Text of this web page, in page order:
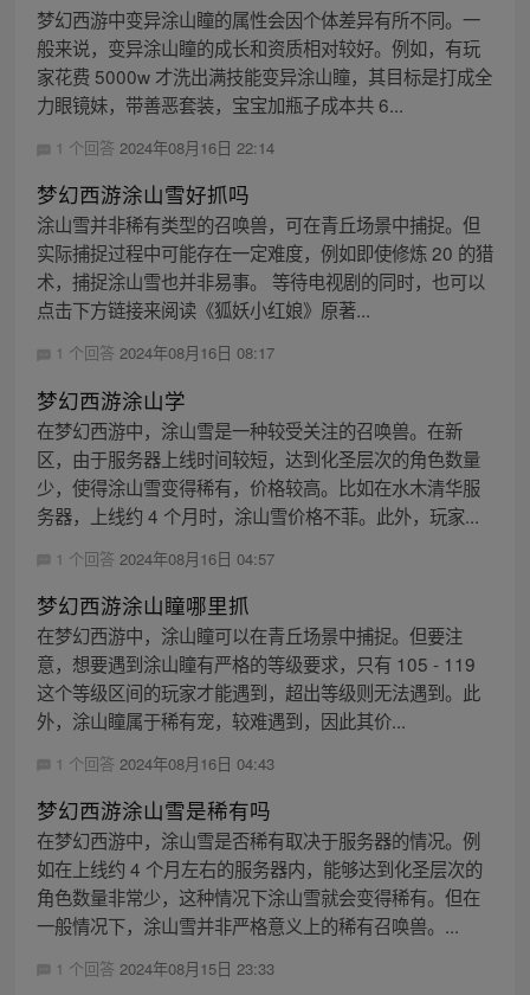
梦幻西游中变异涂山瞳的属性会因个体差异有所不同。一
般来说，变异涂山瞳的成长和资质相对较好。例如，有玩
家花费 5000w 才洗出满技能变异涂山瞳，其目标是打成全
力眼镜妹，带善恶套装，宝宝加瓶子成本共 6...
1 个回答 2024年08月16日 22:14
梦幻西游涂山雪好抓吗
涂山雪并非稀有类型的召唤兽，可在青丘场景中捕捉。但
实际捕捉过程中可能存在一定难度，例如即使修炼 20 的猎
术，捕捉涂山雪也并非易事。 等待电视剧的同时，也可以
点击下方链接来阅读《狐妖小红娘》原著...
1 个回答 2024年08月16日 08:17
梦幻西游涂山学
在梦幻西游中，涂山雪是一种较受关注的召唤兽。在新
区，由于服务器上线时间较短，达到化圣层次的角色数量
少，使得涂山雪变得稀有，价格较高。比如在水木清华服
务器，上线约 4 个月时，涂山雪价格不菲。此外，玩家...
1 个回答 2024年08月16日 04:57
梦幻西游涂山瞳哪里抓
在梦幻西游中，涂山瞳可以在青丘场景中捕捉。但要注
意，想要遇到涂山瞳有严格的等级要求，只有 105 - 119
这个等级区间的玩家才能遇到，超出等级则无法遇到。此
外，涂山瞳属于稀有宠，较难遇到，因此其价...
1 个回答 2024年08月16日 04:43
梦幻西游涂山雪是稀有吗
在梦幻西游中，涂山雪是否稀有取决于服务器的情况。例
如在上线约 4 个月左右的服务器内，能够达到化圣层次的
角色数量非常少，这种情况下涂山雪就会变得稀有。但在
一般情况下，涂山雪并非严格意义上的稀有召唤兽。...
1 个回答 2024年08月15日 23:33